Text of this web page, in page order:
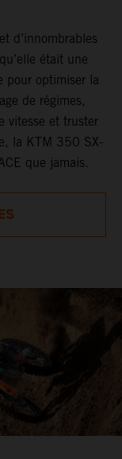
d’innombrables
était une
pour optimiser la
de régimes,
vitesse et truster
la KTM 350 SX-
que jamais.